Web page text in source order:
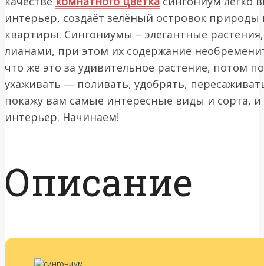
интерьер, создаёт зелёный островок
квартиры. Сингониумы – элегантные
лианами, при этом их содержание
что же это за удивительное растение, потом
ухаживать — поливать, удобрять,
покажу вам самые интересные виды и сорта, и
интерьер. Начинаем!
Описание